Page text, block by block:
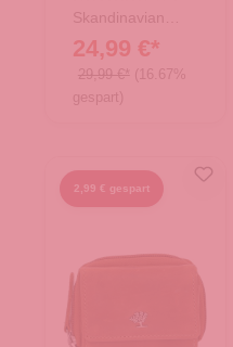
Skandinavian
Brand
24,99 €*
29,99 €* (16.67%
gespart)
2,99 € gespart